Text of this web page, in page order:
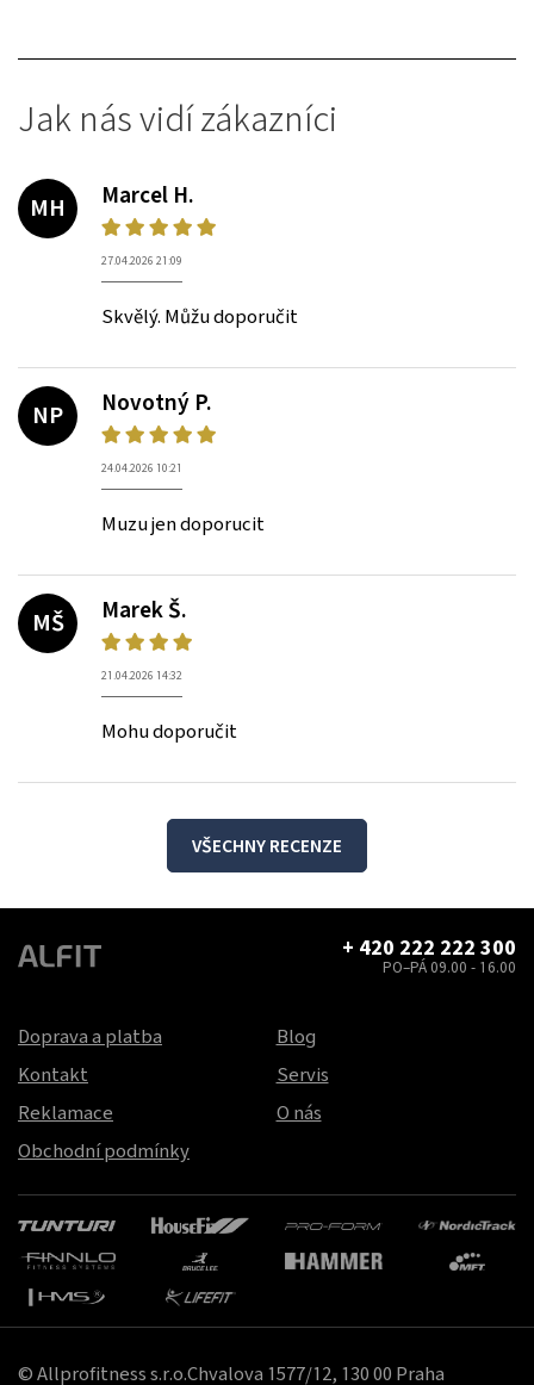
Jak nás vidí zákazníci
MH
Marcel H.
27.04.2026 21:09
Skvělý. Můžu doporučit
NP
Novotný P.
24.04.2026 10:21
Muzu jen doporucit
MŠ
Marek Š.
21.04.2026 14:32
Mohu doporučit
VŠECHNY RECENZE
+ 420 222 222 300
PO–PÁ 09.00 - 16.00
Doprava a platba
Kontakt
Reklamace
Obchodní podmínky
Blog
Servis
O nás
© Allprofitness s.r.o.Chvalova 1577/12, 130 00 Praha